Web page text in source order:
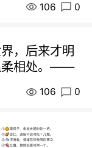
106 0
，后来才明
柔相处。——
106 0